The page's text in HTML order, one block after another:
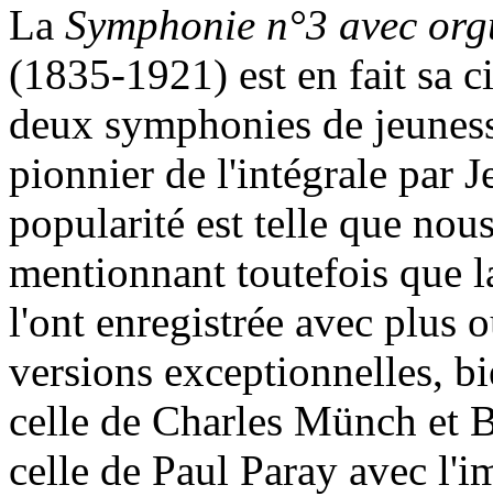
La Symphonie n°3 avec
(1835-1921) est en fait sa
deux symphonies de
pionnier de l'intégrale par
popularité est telle que
mentionnant toutefois que
l'ont enregistrée avec plus
versions exceptionnelles,
celle de Charles Münch et
celle de Paul Paray avec